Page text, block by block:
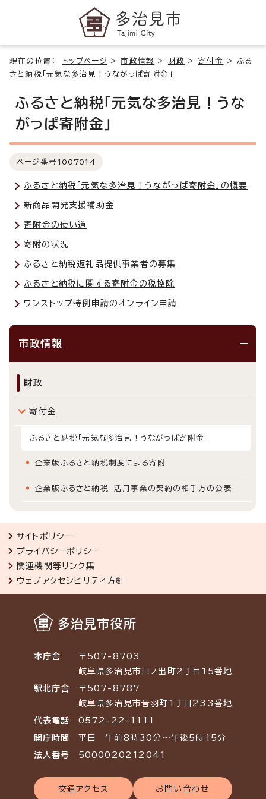
現在の位置： トップページ >市政情報 > 財政 > 寄付金 > ふる
さと納税「元気な多治見！うながっぱ寄附金」
ふるさと納税「元気な多治見！うな
がっぱ寄附金」
ページ番号 1007014
ふるさと納税「元気な多治見！うながっぱ寄附金」の概要
新商品開発支援補助金
寄附金の使い道
寄附の状況
ふるさと納税返礼品提供事業者の募集
ふるさと納税に関する寄附金の税控除
ワンストップ特例申請のオンライン申請
市政情報
財政
寄付金
ふるさと納税「元気な多治見！うながっぱ寄附金」
企業版ふるさと納税制度による寄附
企業版ふるさと納税 活用事業の契約の相手方の公表
サイトポリシー
プライバシーポリシー
関連機関等リンク集
ウェブアクセシビリティ方針
多治見市役所
本庁舎
〒507-8703
岐阜県多治見市日ノ出町2丁目15番地
駅北庁舎
〒507-8787
岐阜県多治見市音羽町1丁目233番地
代表電話 0572-22-1111
開庁時間 平日 午前8時30分～午後5時15分
法人番号 5000020212041
交通アクセス お問い合わせ